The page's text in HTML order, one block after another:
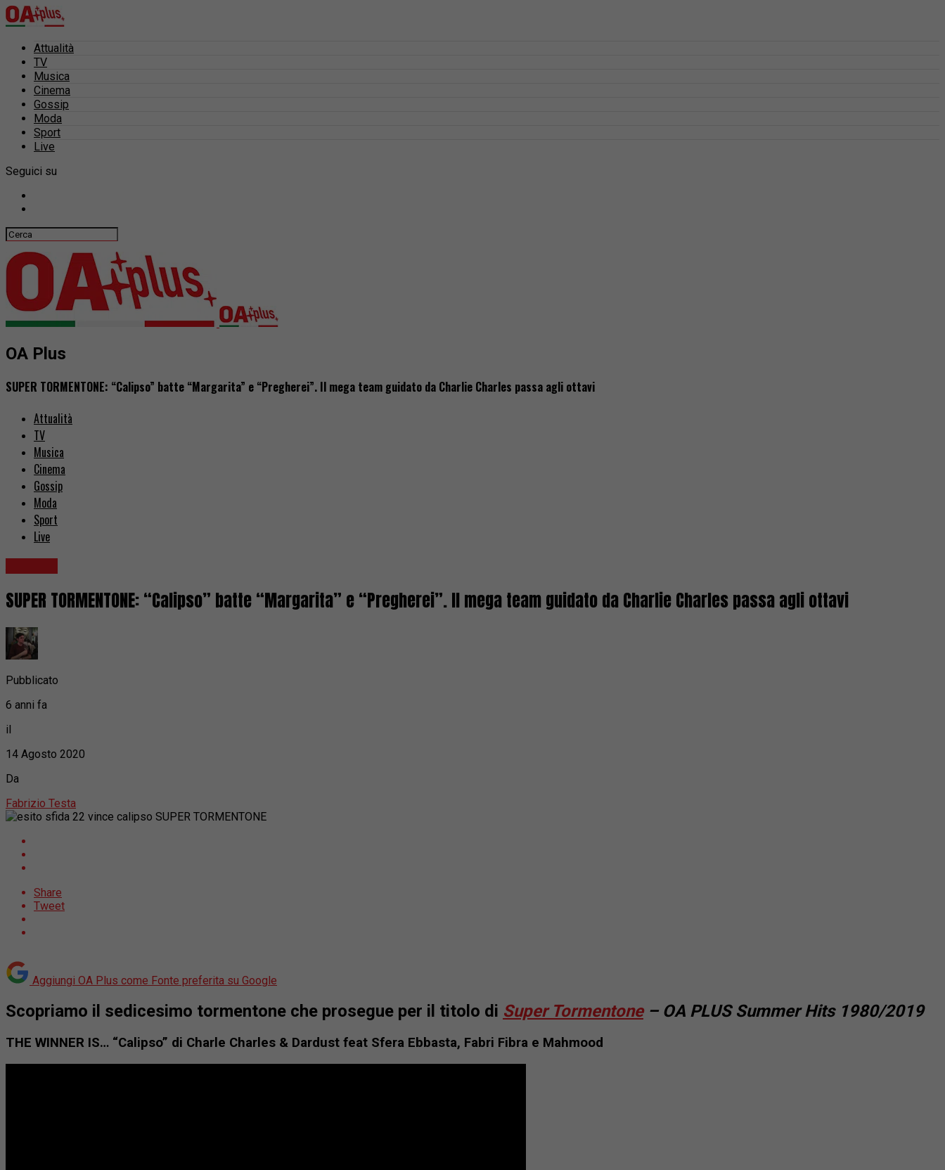
Attualità
TV
Musica
Cinema
Gossip
Moda
Sport
Live
Seguici su
OA Plus
SUPER TORMENTONE: “Calipso” batte “Margarita” e “Pregherei”. Il mega team guidato da Charlie Charles passa agli ottavi
Attualità
TV
Musica
Cinema
Gossip
Moda
Sport
Live
SUPER TORMENTONE: “Calipso” batte “Margarita” e “Pregherei”. Il mega team guidato da Charlie Charles passa agli ottavi
Pubblicato
6 anni fa
il
14 Agosto 2020
Da
Fabrizio Testa
Share
Tweet
Aggiungi OA Plus come Fonte preferita su Google
Scopriamo il sedicesimo tormentone che prosegue per il titolo di Super Tormentone– OA PLUS Summer Hits 1980/2019
THE WINNER IS… “Calipso” di Charle Charles & Dardust feat Sfera Ebbasta, Fabri Fibra e Mahmood